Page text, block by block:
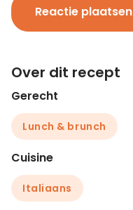
Reactie plaatsen
Over dit recept
Gerecht
Lunch & brunch
Cuisine
Italiaans